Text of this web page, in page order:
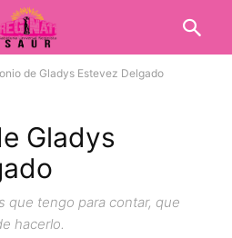
de Gladys Estevez Delgado
Gladys
que tengo para contar, que
hacerlo.